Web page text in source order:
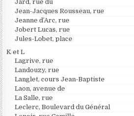
Jard, rue du
Jean-Jacques Rousseau, rue
Jeanne d’Arc, rue
Jobert Lucas, rue
Jules-Lobet, place
K et L
Lagrive, rue
Landouzy, rue
Langlet, cours Jean-Baptiste
Laon, avenue de
La Salle, rue
Leclerc, Boulevard du Général